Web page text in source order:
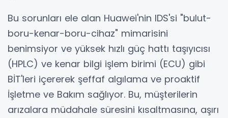
Bu sorunları ele alan Huawei'nin IDS'si "bulut-
boru-kenar-boru-cihaz" mimarisini
benimsiyor ve yüksek hızlı güç hattı taşıyıcısı
(HPLC) ve kenar bilgi işlem birimi (ECU) gibi
BİT'leri içererek şeffaf algılama ve proaktif
İşletme ve Bakım sağlıyor. Bu, müşterilerin
arızalara müdahale süresini kısaltmasına, aşırı